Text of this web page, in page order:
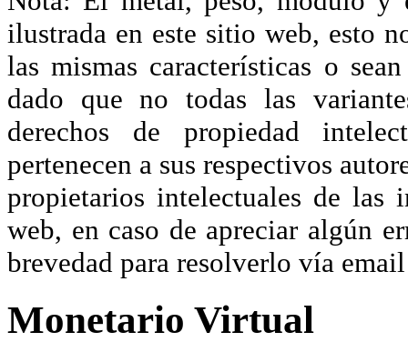
ilustrada en este sitio web, esto
las mismas características o
dado que no todas las
derechos de propiedad
pertenecen a sus respectivos
propietarios intelectuales de las
web, en caso de apreciar algún
brevedad para resolverlo vía
Monetario Virtual